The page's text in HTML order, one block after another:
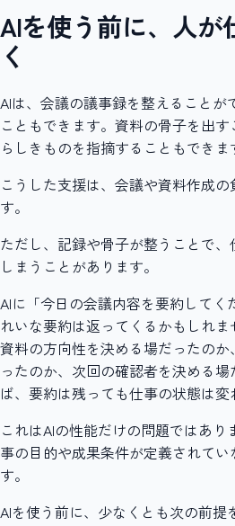
AIを使う前に、人が
く
AIは、会議の議事録を整えることが
こともできます。資料の骨子を出
らしきものを指摘することもできま
こうした支援は、会議や資料作成
す。
ただし、記録や骨子が整うことで
しまうことがあります。
AIに「今日の会議内容を要約してく
れいな要約は返ってくるかもしれ
資料の方向性を決める場だったの
ったのか、次回の確認者を決める
ば、要約は残っても仕事の状態は変
これはAIの性能だけの問題ではあり
事の目的や成果条件が定義されて
す。
AIを使う前に、少なくとも次の前